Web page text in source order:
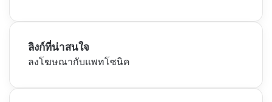
ลิงก์ที่น่าสนใจ
ลงโฆษณากับแพทโซนิค